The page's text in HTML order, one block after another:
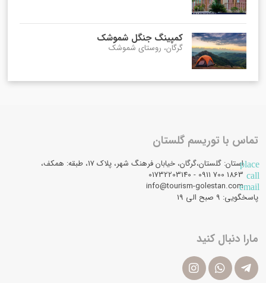
کمپینگ جنگل شموشک
گرگان، روستای شموشک
تماس با توریسم گلستان
placeاستان: گلستان،گرگان، خیابان فرهنگ شهر، پلاک 17، طبقه: همکف،
call
email
info@tourism-golestan.com
پاسخگویی: ۹ صبح الی 19
مارا دنبال کنید